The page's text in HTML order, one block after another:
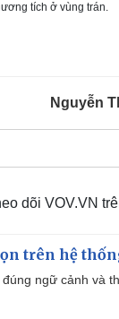
tích ở vùng trán.
Nguyễn
dõi VOV.VN
trên hệ
ngữ cảnh và